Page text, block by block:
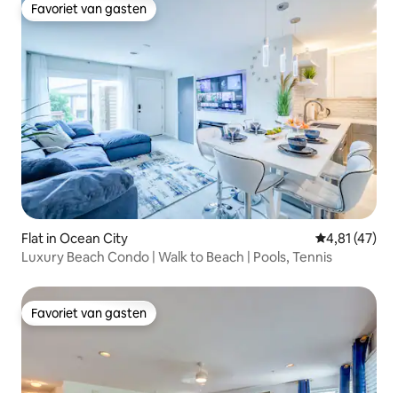
Favoriet van gasten
Favoriet van gasten
Flat in Ocean City Gemiddelde
4,81 (47)
Luxury Beach Condo | Walk to Beach | Pools, Tennis
Favoriet van gasten
Favoriet van gasten